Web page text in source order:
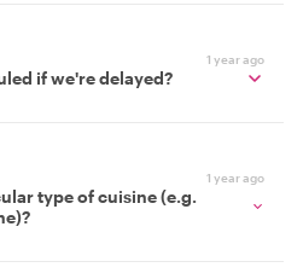
1 year ago
if we're delayed?
1 year ago
type of cuisine (e.g.